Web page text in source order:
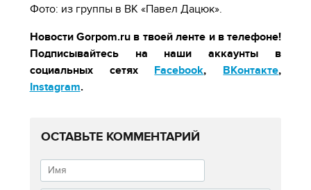
Фото: из группы в ВК «Павел Дацюк».
Новости Gorpom.ru в твоей ленте и в телефоне!
Подписывайтесь на наши аккаунты в
социальных сетях
Facebook, ВКонтакте,
Instagram.
ОСТАВЬТЕ КОММЕНТАРИЙ